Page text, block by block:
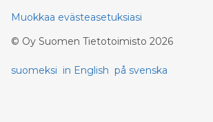
Muokkaa evästeasetuksiasi
© Oy Suomen Tietotoimisto 2026
suomeksi in English på svenska